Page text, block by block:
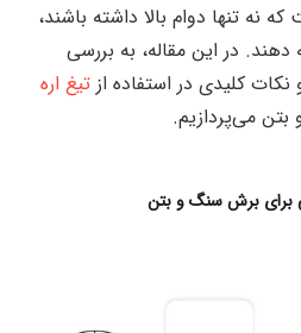
که نه تنها دوام بالا داشته باشند،
دهند. در این مقاله، به بررسی
نکات کلیدی در استفاده از تیغ اره‌
می‌پردازیم.
برای برش سنگ و بتن